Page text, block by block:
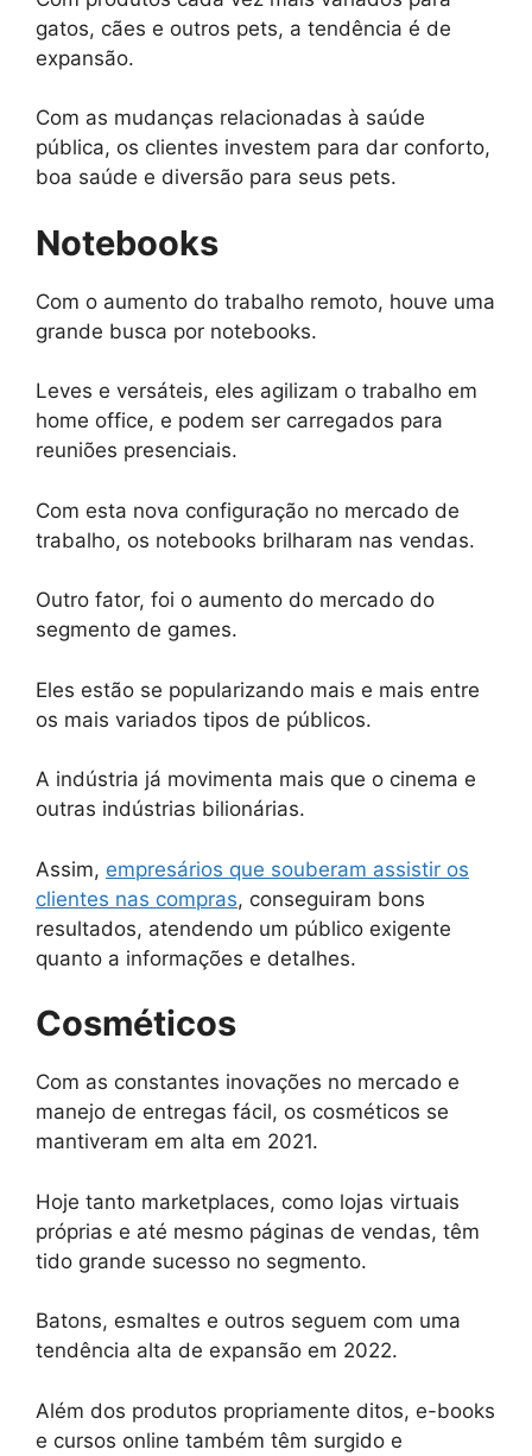
gatos, cães e outros pets, a tendência é de
expansão.
Com as mudanças relacionadas à saúde
pública, os clientes investem para dar conforto,
boa saúde e diversão para seus pets.
Notebooks
Com o aumento do trabalho remoto, houve uma
grande busca por notebooks.
Leves e versáteis, eles agilizam o trabalho em
home office, e podem ser carregados para
reuniões presenciais.
Com esta nova configuração no mercado de
trabalho, os notebooks brilharam nas vendas.
Outro fator, foi o aumento do mercado do
segmento de games.
Eles estão se popularizando mais e mais entre
os mais variados tipos de públicos.
A indústria já movimenta mais que o cinema e
outras indústrias bilionárias.
Assim, empresários que souberam assistir os
clientes nas compras, conseguiram bons
resultados, atendendo um público exigente
quanto a informações e detalhes.
Cosméticos
Com as constantes inovações no mercado e
manejo de entregas fácil, os cosméticos se
mantiveram em alta em 2021.
Hoje tanto marketplaces, como lojas virtuais
próprias e até mesmo páginas de vendas, têm
tido grande sucesso no segmento.
Batons, esmaltes e outros seguem com uma
tendência alta de expansão em 2022.
Além dos produtos propriamente ditos, e-books
e cursos online também têm surgido e